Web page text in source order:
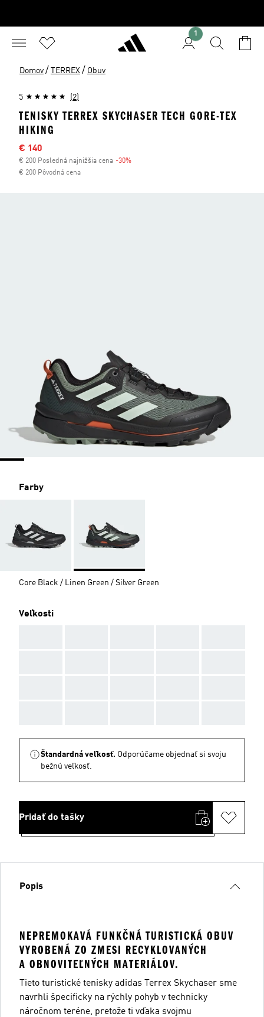
1
Domov / TERREX / Obuv
5 (2)
TENISKY TERREX SKYCHASER TECH GORE-TEX
HIKING
Výpredajová cena
€ 140
€ 200 Posledná najnižšia cena -30%
€ 200 Pôvodná cena
Farby
Core Black / Linen Green / Silver Green
Veľkosti
Štandardná veľkosť. Odporúčame objednať si svoju
bežnú veľkosť.
Pridať do tašky
Popis
NEPREMOKAVÁ FUNKČNÁ TURISTICKÁ OBUV
VYROBENÁ ZO ZMESI RECYKLOVANÝCH
A OBNOVITEĽNÝCH MATERIÁLOV.
Tieto turistické tenisky adidas Terrex Skychaser sme
navrhli špecificky na rýchly pohyb v technicky
náročnom teréne, pretože ti vďaka svojmu